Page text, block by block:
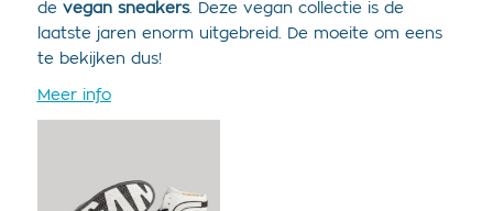
de vegan sneakers. Deze vegan collectie is de
laatste jaren enorm uitgebreid. De moeite om eens
te bekijken dus!
Meer info